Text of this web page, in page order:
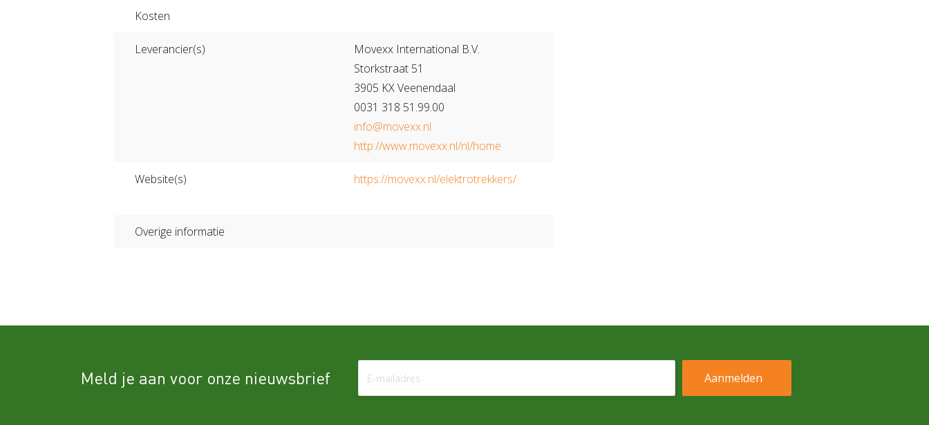
Kosten
Leverancier(s)
Movexx International B.V.
Storkstraat 51
3905 KX Veenendaal
0031 318 51.99.00
info@movexx.nl
http://www.movexx.nl/nl/home
Website(s) https://movexx.nl/elektrotrekkers/
Overige informatie
Meld je aan voor onze nieuwsbrief